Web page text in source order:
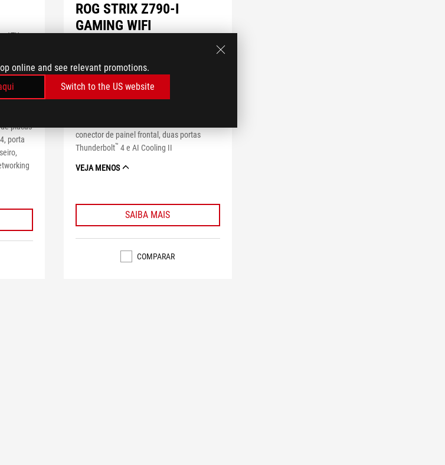
online and see relevant promotions.
Switch to the US website
III, WiFi
slots
com
com
placas
porta
ROG STRIX Z790-I
GAMING WIFI
com 10 + 1 fases de alimentação, DDR5,
dois slots M.2, Slot SSD NVMe
conector de painel frontal, duas portas
Thunderbolt™ 4 e AI Cooling II
VEJA MENOS
SAIBA MAIS
COMPARAR